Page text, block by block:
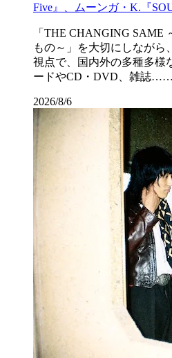
Five』、ムーンガ・K.『
「THE CHANGING SAME
もの～」を大切にしながら
視点で、国内外の多種多様
ードやCD・DVD、雑誌……
2026/8/6